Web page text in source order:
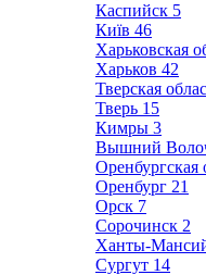
Каспийск 5
Київ 46
Харьковская
Харьков 42
Тверская
Тверь 15
Кимры 3
Вышний
Оренбургская
Оренбург 21
Орск 7
Сорочинск 2
Ханты-
Сургут 14